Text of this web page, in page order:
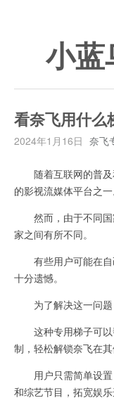
小蓝
看奈飞用什么
2024年1月16日 奈飞
随着互联网的普及
的影视流媒体平台之一
然而，由于不同国
家之间有所不同。
有些用户可能在自
十分遗憾。
为了解决这一问题
这种专用梯子可以
制，轻松解锁奈飞在其
用户只需简单设置
和综艺节目，拓宽娱